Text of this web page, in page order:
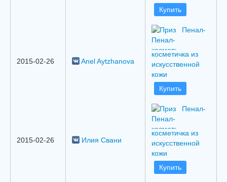
Купить
2015-02-26 Anel Aytzhanova
Пенал-
косметичка из
искусственной
кожи
Купить
2015-02-26 Илия Свани
Пенал-
косметичка из
искусственной
кожи
Купить